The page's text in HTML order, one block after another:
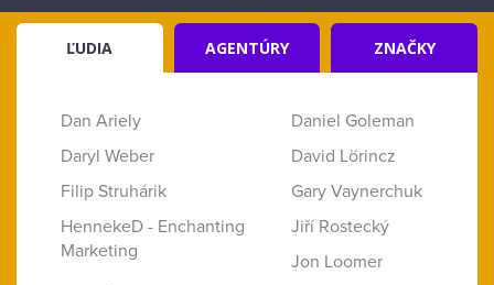
ĽUDIA AGENTÚRY ZNAČKY
Dan Ariely
Daniel Goleman
Daryl Weber
David Lörincz
Filip Struhárik
Gary Vaynerchuk
HennekeD - Enchanting
Marketing
Jiří Rostecký
Jon Loomer